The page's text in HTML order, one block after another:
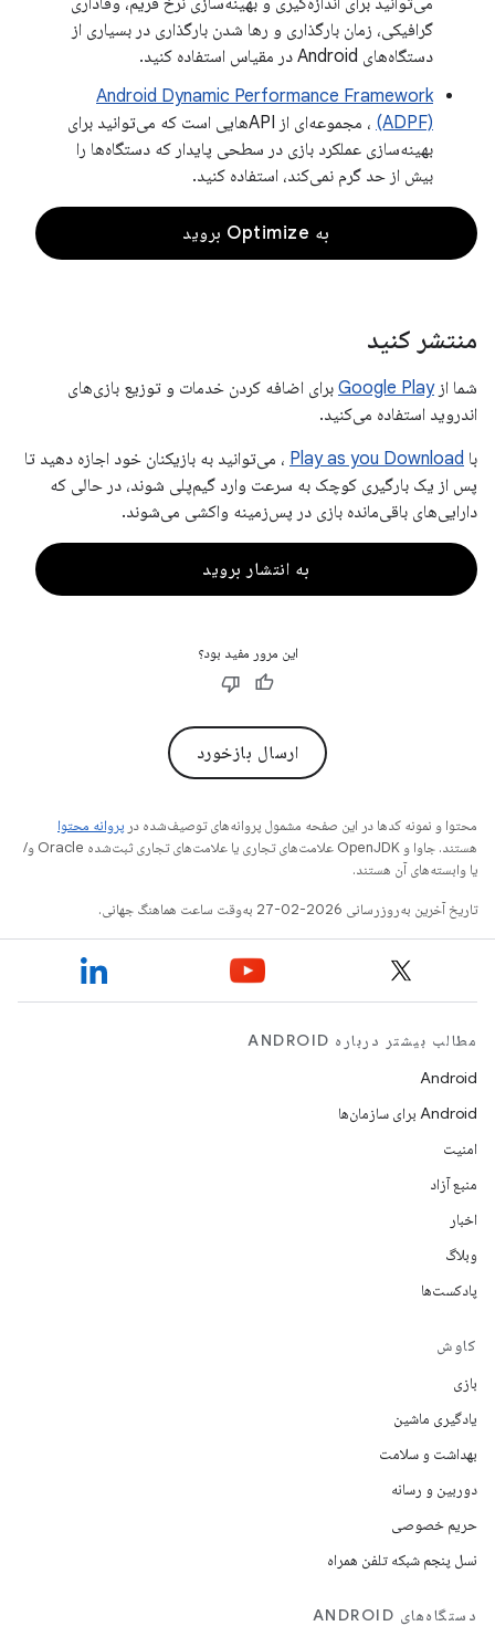
گرافیکی، زمان بارگذاری و رها شدن بارگذاری در بسیاری از
دستگاه‌های Android در مقیاس استفاده کنید.
Android Dynamic Performance Framework
(ADPF)
، مجموعه‌ای از API‌هایی است که می‌توانید برای
بهینه‌سازی عملکرد بازی در سطحی پایدار که دستگاه‌ها را
بیش از حد گرم نمی‌کند، استفاده کنید.
به Optimize بروید
منتشر کنید
شما ازGoogle Play برای اضافه کردن خدمات و توزیع بازی‌های
اندروید استفاده می‌کنید.
با Play as you Download ، می‌توانید به بازیکنان خود اجازه دهید تا
پس از یک بارگیری کوچک به سرعت وارد گیم‌پلی شوند، در حالی که
دارایی‌های باقی‌مانده بازی در پس‌زمینه واکشی می‌شوند.
به انتشار بروید
این مرور مفید بود؟
ارسال بازخورد
محتوا و نمونه کدها در این صفحه مشمول پروانه‌های توصیف‌شده در پروانه محتوا
هستند. جاوا و OpenJDK علامت‌های تجاری یا علامت‌های تجاری ثبت‌شده Oracle و/
یا وابسته‌های آن هستند.
تاریخ آخرین به‌روزرسانی 2026-02-27 به‌وقت ساعت هماهنگ جهانی.
مطالب بیشتر درباره ANDROID
Android
Android برای سازمان‌ها
امنیت
منبع آزاد
اخبار
وبلاگ
پادکست‌ها
کاوش
بازی
یادگیری ماشین
بهداشت و سلامت
دوربین و رسانه
حریم خصوصی
نسل پنجم شبکه تلفن همراه
دستگاه‌های ANDROID